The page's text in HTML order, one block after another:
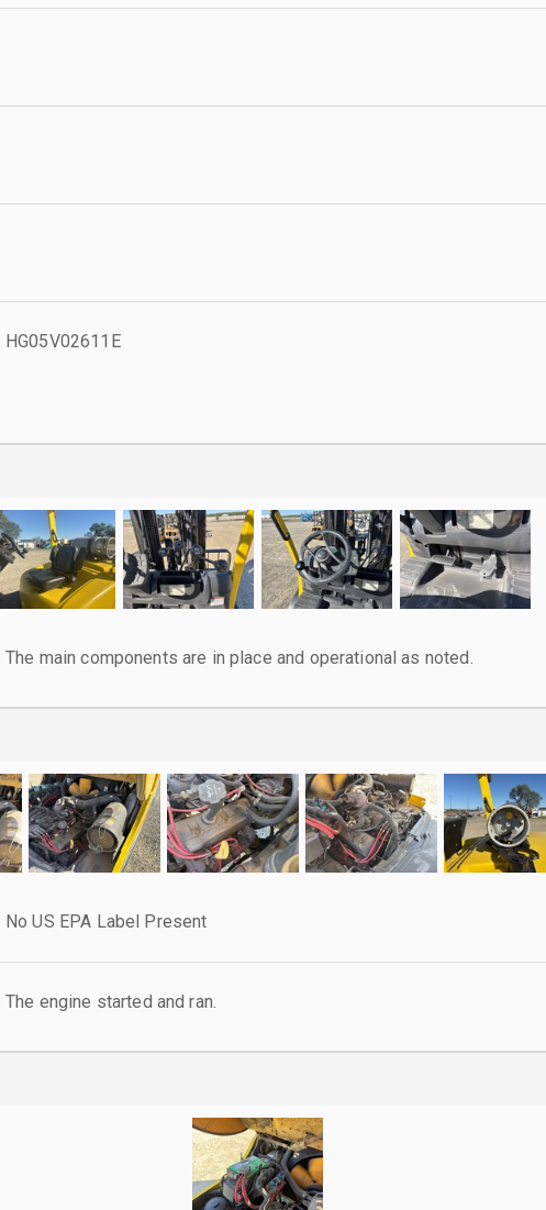
HG05V02611E
The main components are in place and operational as noted.
No US EPA Label Present
The engine started and ran.